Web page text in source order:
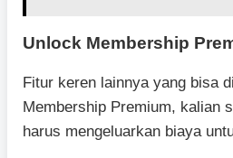
Unlock Membership
Fitur keren lainnya yang bisa
Membership Premium, kalian
harus mengeluarkan biaya